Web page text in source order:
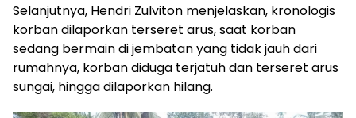
Selanjutnya, Hendri Zulviton menjelaskan, kronologis
korban dilaporkan terseret arus, saat korban
sedang bermain di jembatan yang tidak jauh dari
rumahnya, korban diduga terjatuh dan terseret arus
sungai, hingga dilaporkan hilang.